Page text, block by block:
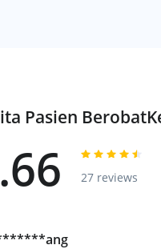
Pasien
27 reviews